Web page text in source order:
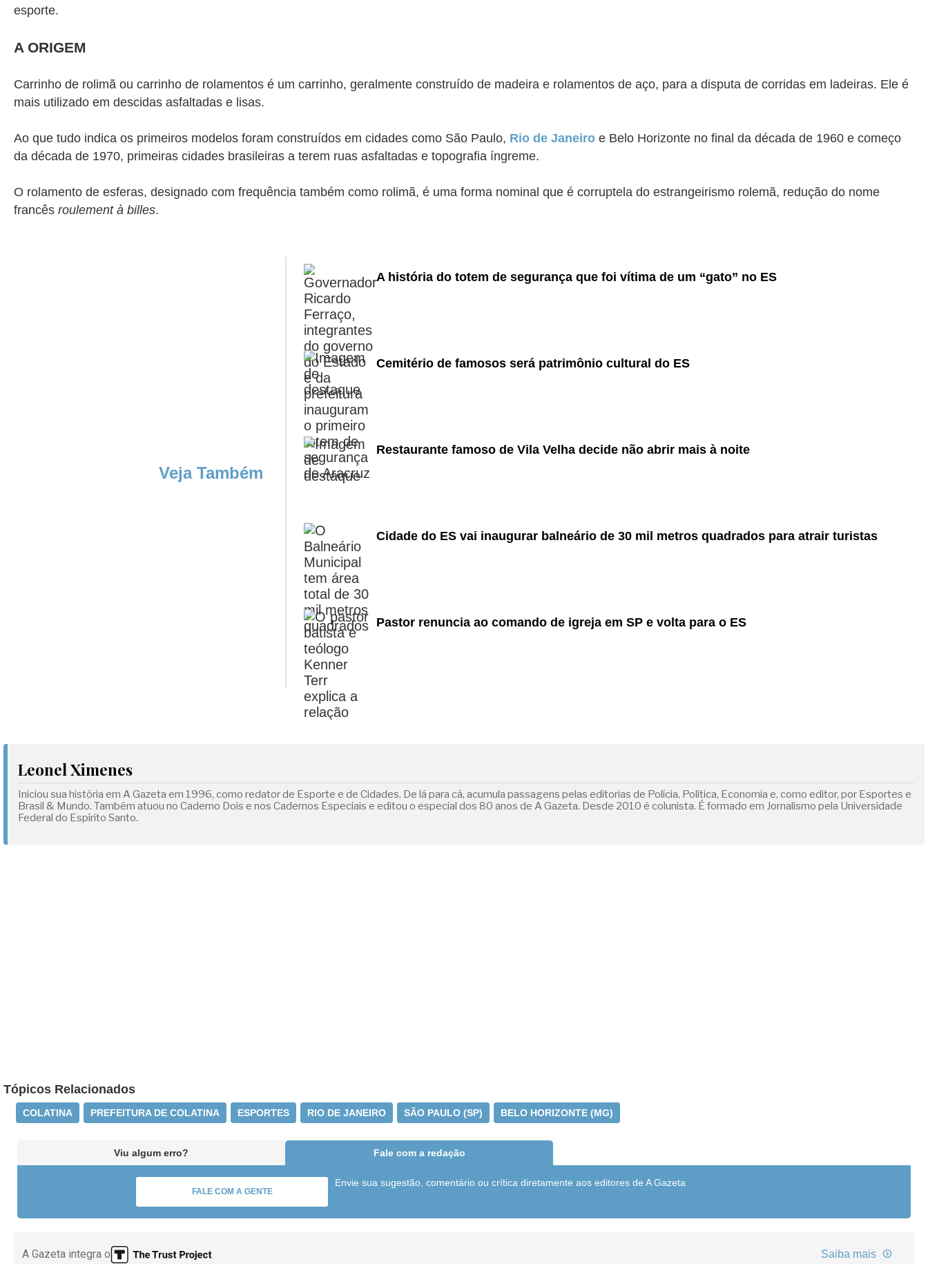
esporte.
A ORIGEM
Carrinho de rolimã ou carrinho de rolamentos é um carrinho, geralmente construído de madeira e rolamentos de aço, para a disputa de corridas em ladeiras. Ele é
mais utilizado em descidas asfaltadas e lisas.
Ao que tudo indica os primeiros modelos foram construídos em cidades como São Paulo, Rio de Janeiro e Belo Horizonte no final da década de 1960 e começo
da década de 1970, primeiras cidades brasileiras a terem ruas asfaltadas e topografia íngreme.
O rolamento de esferas, designado com frequência também como rolimã, é uma forma nominal que é corruptela do estrangeirismo rolemã, redução do nome
francês roulement à billes.
Veja Também
A história do totem de segurança que foi vítima de um “gato” no ES
Cemitério de famosos será patrimônio cultural do ES
Restaurante famoso de Vila Velha decide não abrir mais à noite
Cidade do ES vai inaugurar balneário de 30 mil metros quadrados para atrair turistas
Pastor renuncia ao comando de igreja em SP e volta para o ES
Leonel Ximenes
Iniciou sua história em A Gazeta em 1996, como redator de Esporte e de Cidades. De lá para cá, acumula passagens pelas editorias de Polícia, Política, Economia e, como editor, por Esportes e
Brasil & Mundo. Também atuou no Caderno Dois e nos Cadernos Especiais e editou o especial dos 80 anos de A Gazeta. Desde 2010 é colunista. É formado em Jornalismo pela Universidade
Federal do Espírito Santo.
Tópicos Relacionados
COLATINA PREFEITURA DE COLATINA ESPORTES RIO DE JANEIRO SÃO PAULO (SP) BELO HORIZONTE (MG)
Viu algum erro? Fale com a redação
FALE COM A GENTE
Envie sua sugestão, comentário ou crítica diretamente aos editores de A Gazeta
A Gazeta integra o Saiba mais